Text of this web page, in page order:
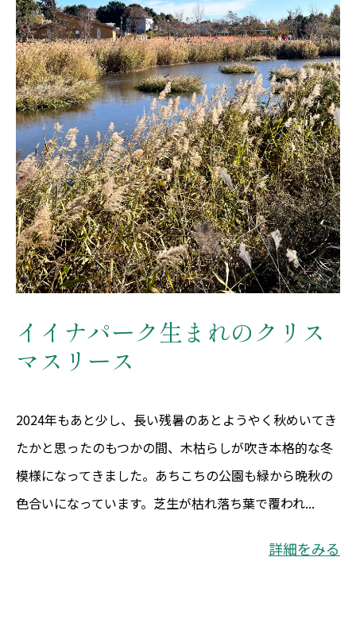
イイナパーク生まれのクリス
マスリース
2024年もあと少し、長い残暑のあとようやく秋めいてき
たかと思ったのもつかの間、木枯らしが吹き本格的な冬
模様になってきました。あちこちの公園も緑から晩秋の
色合いになっています。芝生が枯れ落ち葉で覆われ...
詳細をみる